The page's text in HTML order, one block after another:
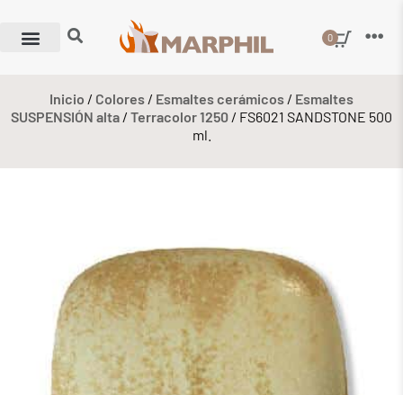
0
Inicio / Colores / Esmaltes cerámicos / Esmaltes
SUSPENSIÓN alta / Terracolor 1250 / FS6021 SANDSTONE 500
ml.